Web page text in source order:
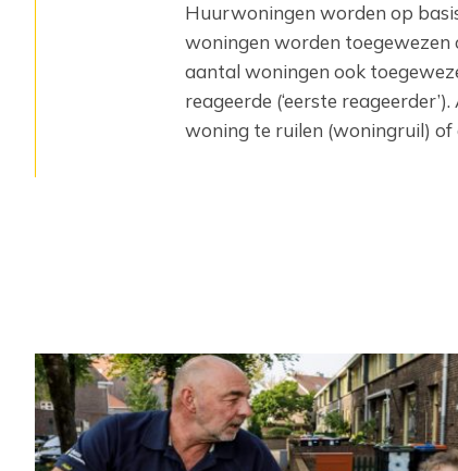
Huurwoningen worden op
‎woningen worden toegewezen
aantal ‎woningen ook
‎reageerde (‘eerste
woning ‎te ruilen (woningruil)